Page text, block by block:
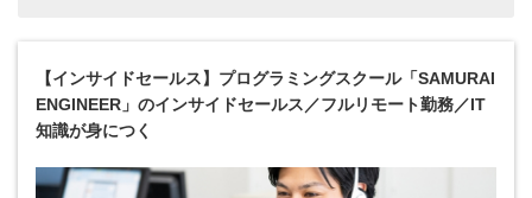
【インサイドセールス】プログラミングスクール「SAMURAI
ENGINEER」のインサイドセールス／フルリモート勤務／IT
知識が身につく